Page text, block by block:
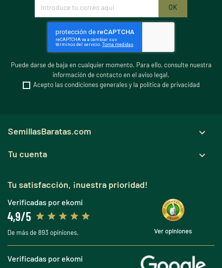
Puede darse de baja en cualquier momento. Para ello, consulte nuestra
información de contacto en el aviso legal.
Acepto las condiciones generales y la política de privacidad
SemillasBaratas.com 
Tu cuenta 
Tu satisfacción, ¡nuestra prioridad!
Verificadas por ekomi
4,9/5
De más de 893 opiniones. Ver opiniones
Verificadas por ekomi